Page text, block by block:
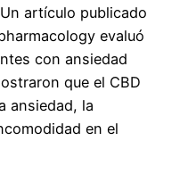
artículo publicado
evaluó
con ansiedad
que el CBD
ansiedad, la
en el